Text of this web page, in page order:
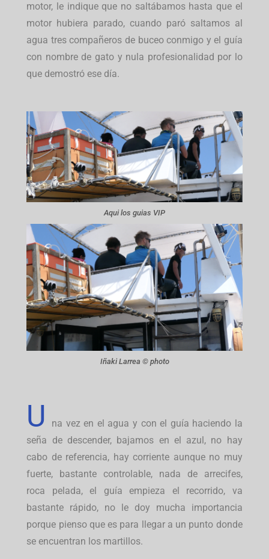
motor, le indique que no saltábamos hasta que el
motor hubiera parado, cuando paró saltamos al
agua tres compañeros de buceo conmigo y el guía
con nombre de gato y nula profesionalidad por lo
que demostró ese día.
Aqui los guias VIP
Iñaki Larrea © photo
U
na vez en el agua y con el guía haciendo la
seña de descender, bajamos en el azul, no hay
cabo de referencia, hay corriente aunque no muy
fuerte, bastante controlable, nada de arrecifes,
roca pelada, el guía empieza el recorrido, va
bastante rápido, no le doy mucha importancia
porque pienso que es para llegar a un punto donde
se encuentran los martillos.